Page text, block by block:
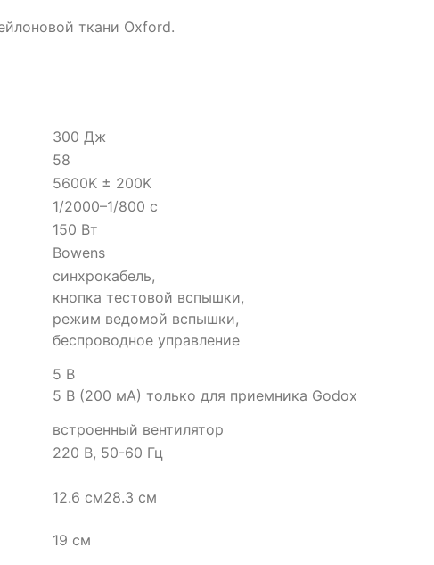
ткани Oxford.
300 Дж
58
5600K ± 200K
1/2000–1/800 c
150 Вт
Bowens
синхрокабель,
кнопка тестовой вспышки,
режим ведомой вспышки,
беспроводное управление
5 В
5 В (200 мА) только для приемника Godox
встроенный вентилятор
220 В, 50-60 Гц
12.6 см28.3 см
19 см